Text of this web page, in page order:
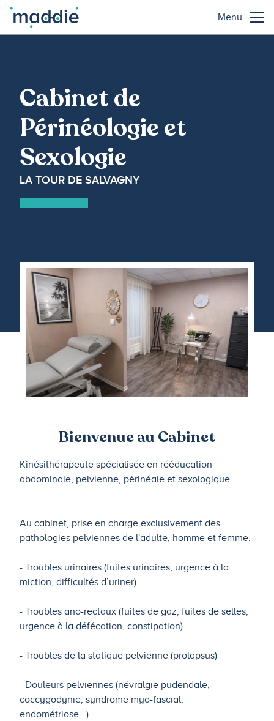
Menu
Cabinet de
Périnéologie et
Sexologie
LA TOUR DE SALVAGNY
Bienvenue au Cabinet
Kinésithérapeute spécialisée en rééducation
abdominale, pelvienne, périnéale et sexologique.
Au cabinet, prise en charge exclusivement des
pathologies pelviennes de l'adulte, homme et femme.
- Troubles urinaires (fuites urinaires, urgence à la
miction, difficultés d’uriner)
- Troubles ano-rectaux (fuites de gaz, fuites de selles,
urgence à la défécation, constipation)
- Troubles de la statique pelvienne (prolapsus)
- Douleurs pelviennes (névralgie pudendale,
coccygodynie, syndrome myo-fascial,
endométriose...)